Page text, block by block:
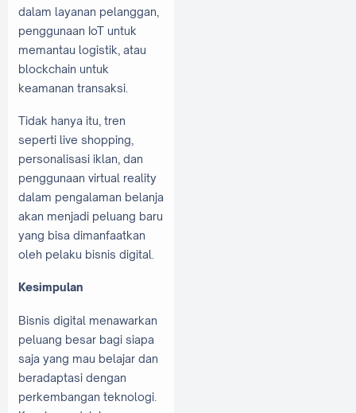
dalam layanan pelanggan,
penggunaan IoT untuk
memantau logistik, atau
blockchain untuk
keamanan transaksi.
Tidak hanya itu, tren
seperti live shopping,
personalisasi iklan, dan
penggunaan virtual reality
dalam pengalaman belanja
akan menjadi peluang baru
yang bisa dimanfaatkan
oleh pelaku bisnis digital.
Kesimpulan
Bisnis digital menawarkan
peluang besar bagi siapa
saja yang mau belajar dan
beradaptasi dengan
perkembangan teknologi.